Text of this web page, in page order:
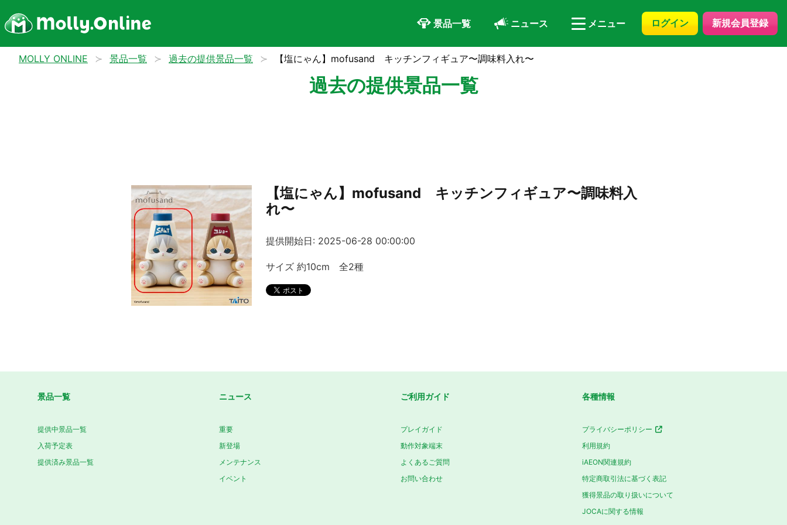
景品一覧 ニュース メニュー ログイン 新規会員登録
MOLLY ONLINE 景品一覧 過去の提供景品一覧 【塩にゃん】mofusand キッチンフィギュア〜調味料入れ〜
過去の提供景品一覧
【塩にゃん】mofusand キッチンフィギュア〜調味料入
れ〜
提供開始日: 2025-06-28 00:00:00
サイズ 約10cm 全2種
景品一覧
提供中景品一覧
入荷予定表
提供済み景品一覧
ニュース
重要
新登場
メンテナンス
イベント
ご利用ガイド
プレイガイド
動作対象端末
よくあるご質問
お問い合わせ
各種情報
プライバシーポリシー
利用規約
iAEON関連規約
特定商取引法に基づく表記
獲得景品の取り扱いについて
JOCAに関する情報